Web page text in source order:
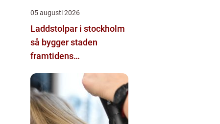
05 augusti 2026
Laddstolpar i stockholm
så bygger staden
framtidens